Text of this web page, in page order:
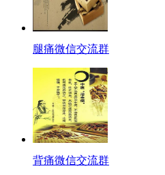
腿痛微信交流群
背痛微信交流群